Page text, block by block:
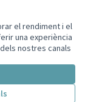
el rendiment i el
una experiència
nostres canals